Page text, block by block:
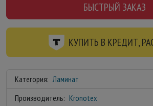
БЫСТРЫЙ ЗАКАЗ
КУПИТЬ В КРЕДИТ,
Категория: Ламинат
Производитель: Kronotex